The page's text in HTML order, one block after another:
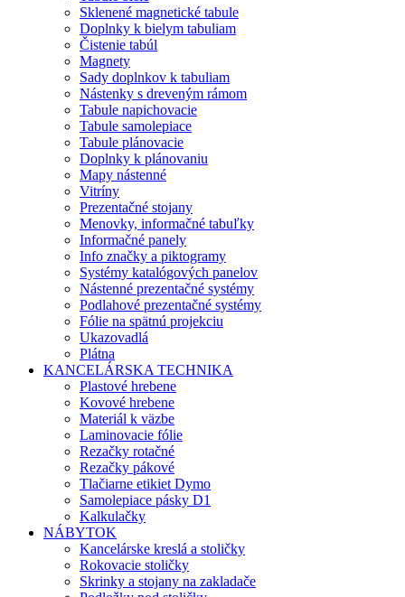
Sklenené magnetické tabule
Doplnky k bielym tabuliam
Čistenie tabúl
Magnety
Sady doplnkov k tabuliam
Nástenky s dreveným rámom
Tabule napichovacie
Tabule samolepiace
Tabule plánovacie
Doplnky k plánovaniu
Mapy nástenné
Vitríny
Prezentačné stojany
Menovky, informačné tabuľky
Informačné panely
Info značky a piktogramy
Systémy katalógových panelov
Nástenné prezentačné systémy
Podlahové prezentačné systémy
Fólie na spätnú projekciu
Ukazovadlá
Plátna
KANCELÁRSKA TECHNIKA
Plastové hrebene
Kovové hrebene
Materiál k väzbe
Laminovacie fólie
Rezačky rotačné
Rezačky pákové
Tlačiarne etikiet Dymo
Samolepiace pásky D1
Kalkulačky
NÁBYTOK
Kancelárske kreslá a stoličky
Rokovacie stoličky
Skrinky a stojany na zakladače